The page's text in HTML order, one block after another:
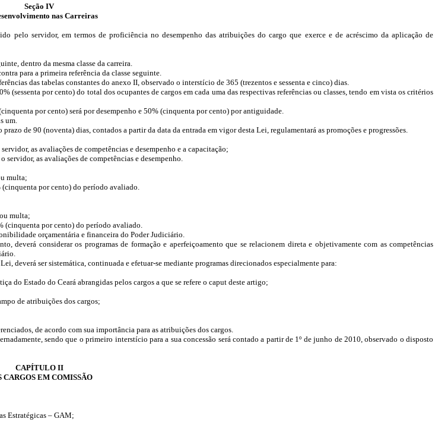
Seção IV
nas Carreiras
pelo servidor, em termos de proficiência no desempenho das atribuições do cargo que exerce e de acréscimo da aplicação de
dentro da mesma classe da carreira.
para a primeira referência da classe seguinte.
das tabelas constantes do anexo II, observado o interstício de 365 (trezentos e sessenta e cinco) dias.
(sessenta por cento) do total dos ocupantes de cargos em cada uma das respectivas referências ou classes, tendo em vista os critérios
por cento) será por desempenho e 50% (cinquenta por cento) por antiguidade.
um.
de 90 (noventa) dias, contados a partir da data da entrada em vigor desta Lei, regulamentará as promoções e progressões.
as avaliações de competências e desempenho e a capacitação;
servidor, as avaliações de competências e desempenho.
multa;
por cento) do período avaliado.
multa;
(cinquenta por cento) do período avaliado.
orçamentária e financeira do Poder Judiciário.
deverá considerar os programas de formação e aperfeiçoamento que se relacionem direta e objetivamente com as competências
deverá ser sistemática, continuada e efetuar-se mediante programas direcionados especialmente para:
do Estado do Ceará abrangidas pelos cargos a que se refere o caput deste artigo;
de atribuições dos cargos;
de acordo com sua importância para as atribuições dos cargos.
sendo que o primeiro interstício para a sua concessão será contado a partir de 1º de junho de 2010, observado o disposto
CAPÍTULO II
CARGOS EM COMISSÃO
Estratégicas – GAM;